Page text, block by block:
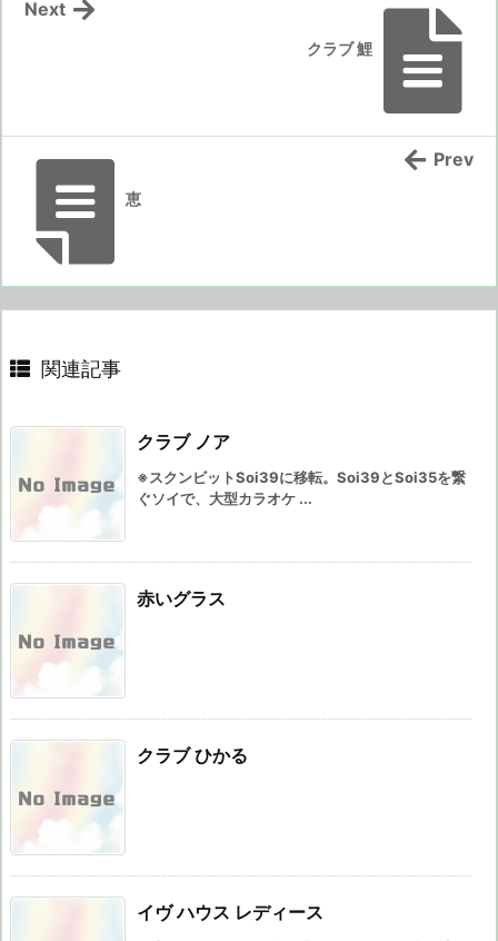
クラブ 鯉
Next
恵
Prev
関連記事
クラブ ノア
※スクンビットSoi39に移転。Soi39とSoi35を繋
ぐソイで、大型カラオケ ...
赤いグラス
クラブ ひかる
イヴ ハウス レディース